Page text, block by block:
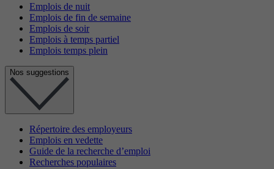
Emplois de nuit
Emplois de fin de semaine
Emplois de soir
Emplois à temps partiel
Emplois temps plein
Nos suggestions
Répertoire des employeurs
Emplois en vedette
Guide de la recherche d’emploi
Recherches populaires